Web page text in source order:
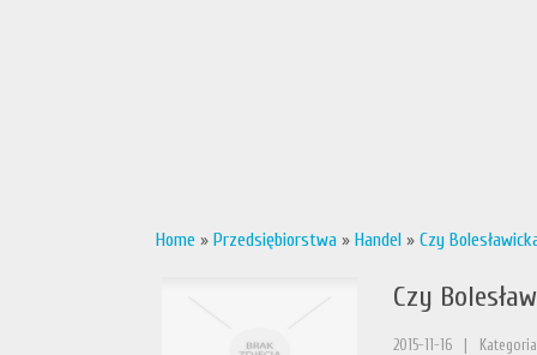
Home » Przedsiębiorstwa » Handel » Czy
Czy
2015-11-16